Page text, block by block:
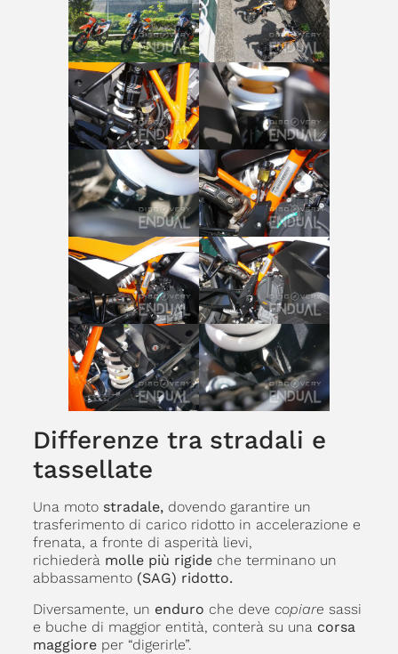
Differenze tra stradali e
tassellate
Una moto stradale,dovendo garantire un
trasferimento di carico ridotto in accelerazione e
frenata, a fronte di asperità lievi,
richiederà molle più rigide che terminano un
abbassamento (SAG) ridotto.
Diversamente, un enduro che deve copiare sassi
e buche di maggior entità, conterà su una corsa
maggioreper “digerirle”.